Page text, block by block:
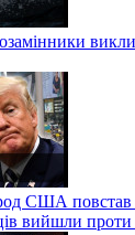
США
вийшли